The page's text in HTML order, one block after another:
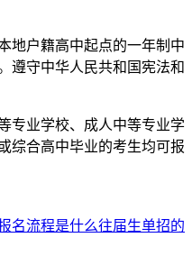
户籍高中起点的一年制中
遵守中华人民共和国宪法和
业学校、成人中等专业学
综合高中毕业的考生均可报
名流程是什么往届生单招的